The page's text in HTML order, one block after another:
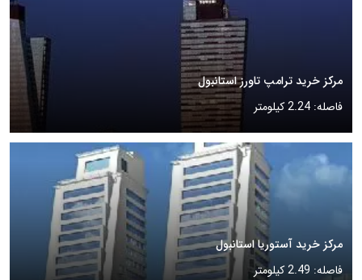
مرکز خرید ترامپ تاورز استانبول
فاصله: 2.24 کیلومتر
مرکز خرید آستوریا استانبول
فاصله: 2.49 کیلومتر